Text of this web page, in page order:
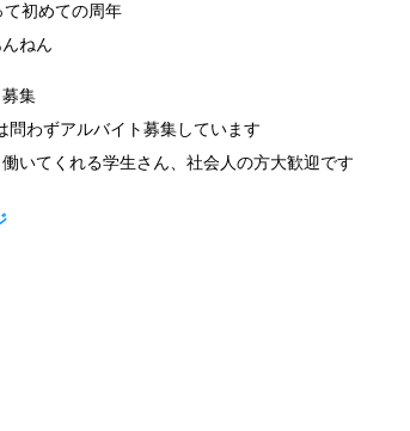
初めての周年
ねん
集
問わずアルバイト募集しています
いてくれる学生さん、社会人の方大歓迎です